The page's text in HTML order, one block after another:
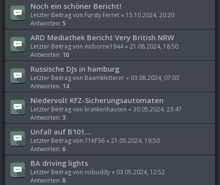
Noch ein schöner Bericht!
Letzter Beitrag von Fursty Ferret « 15.10.2024, 20:20
Antworten: 5
ARD Mediathek Bericht Very British NRW
Letzter Beitrag von Airborne1944 « 21.08.2024, 18:50
Antworten: 10
Russische DJs in hamburg
Letzter Beitrag von Baamkletterer « 03.08.2024, 07:03
Antworten: 14
Niedervolt KFZ-Sicherungsautomaten
Letzter Beitrag von krankenhausen « 30.05.2024, 23:47
Antworten: 3
Unfall auf B101...
Letzter Beitrag von 71KF36 « 21.05.2024, 19:50
Antworten: 6
BA driving lights
Letzter Beitrag von nobuddy « 03.05.2024, 12:52
Antworten: 8